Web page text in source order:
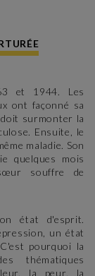
et 1944. Les
ont façonné sa
doit surmonter la
Ensuite, le
maladie. Son
quelques mois
souffre de
état d'esprit.
un état
pourquoi la
thématiques
la peur, la